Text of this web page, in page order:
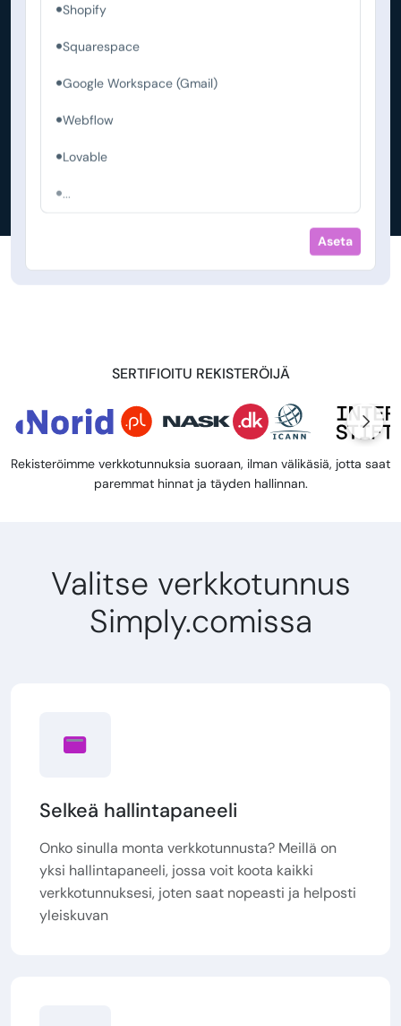
Shopify
Squarespace
Google Workspace (Gmail)
Webflow
Lovable
...
Aseta
SERTIFIOITU REKISTERÖIJÄ
Rekisteröimme verkkotunnuksia suoraan, ilman välikäsiä, jotta saat
paremmat hinnat ja täyden hallinnan.
Valitse verkkotunnus
Simply.comissa
Selkeä hallintapaneeli
Onko sinulla monta verkkotunnusta? Meillä on
yksi hallintapaneeli, jossa voit koota kaikki
verkkotunnuksesi, joten saat nopeasti ja helposti
yleiskuvan